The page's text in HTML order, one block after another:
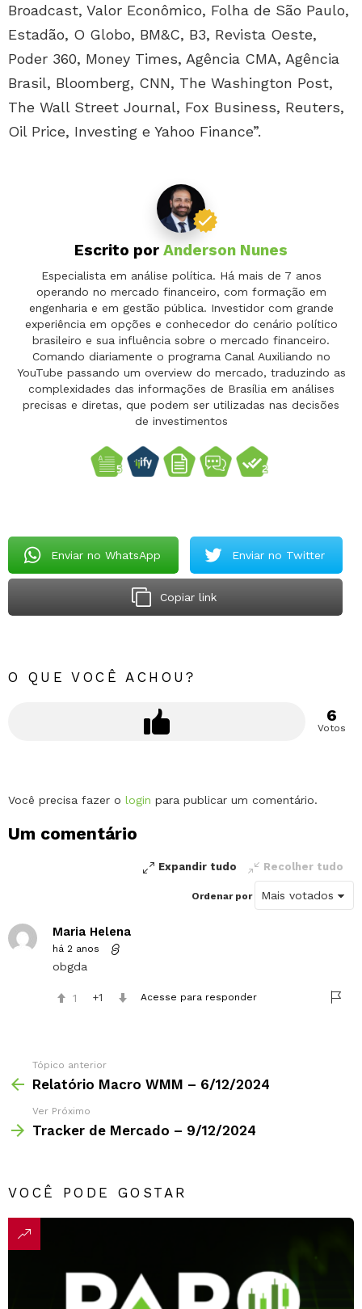
Broadcast, Valor Econômico, Folha de São Paulo,
Estadão, O Globo, BM&C, B3, Revista Oeste,
Poder 360, Money Times, Agência CMA, Agência
Brasil, Bloomberg, CNN, The Washington Post,
The Wall Street Journal, Fox Business, Reuters,
Oil Price, Investing e Yahoo Finance”.
Escrito por Anderson Nunes
Especialista em análise política. Há mais de 7 anos
operando no mercado financeiro, com formação em
engenharia e em gestão pública. Investidor com grande
experiência em opções e conhecedor do cenário político
brasileiro e sua influência sobre o mercado financeiro.
Comando diariamente o programa Canal Auxiliando no
YouTube passando um overview do mercado, traduzindo as
complexidades das informações de Brasília em análises
precisas e diretas, que podem ser utilizadas nas decisões
de investimentos
Enviar no WhatsApp Enviar no Twitter
Copiar link
O QUE VOCÊ ACHOU?
6
Votos
Deixe
comentário
Você precisa fazer o login para publicar um comentário.
Um comentário
Expandir tudo Recolher tudo
Ordenar por
Maria Helena
há 2 anos
obgda
1 1 Acesse para responder
Tópico anterior
Relatório Macro WMM – 6/12/2024
Ver Próximo
Tracker de Mercado – 9/12/2024
VOCÊ PODE GOSTAR